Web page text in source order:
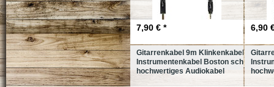
7,90 € * 6,90
Gitarrenkabel 9m Klinkenkabel
Instrumentenkabel Boston schwarz
hochwertiges Audiokabel